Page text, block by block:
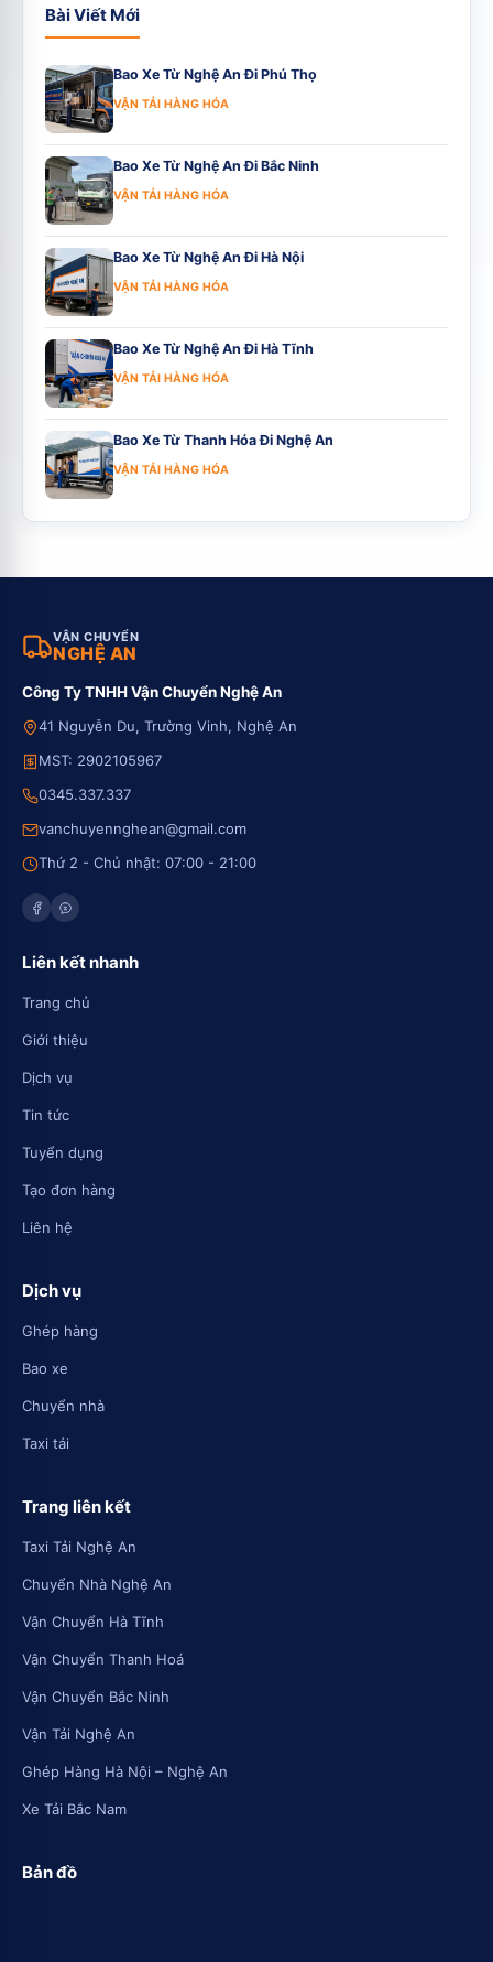
Bài Viết Mới
Bao Xe Từ Nghệ An Đi Phú Thọ
VẬN TẢI HÀNG HÓA
Bao Xe Từ Nghệ An Đi Bắc Ninh
VẬN TẢI HÀNG HÓA
Bao Xe Từ Nghệ An Đi Hà Nội
VẬN TẢI HÀNG HÓA
Bao Xe Từ Nghệ An Đi Hà Tĩnh
VẬN TẢI HÀNG HÓA
Bao Xe Từ Thanh Hóa Đi Nghệ An
VẬN TẢI HÀNG HÓA
VẬN CHUYỂN
NGHỆ AN
Công Ty TNHH Vận Chuyển Nghệ An
41 Nguyễn Du, Trường Vinh, Nghệ An
MST: 2902105967
0345.337.337
vanchuyennghean@gmail.com
Thứ 2 - Chủ nhật: 07:00 - 21:00
Liên kết nhanh
Trang chủ
Giới thiệu
Dịch vụ
Tin tức
Tuyển dụng
Tạo đơn hàng
Liên hệ
Dịch vụ
Ghép hàng
Bao xe
Chuyển nhà
Taxi tải
Trang liên kết
Taxi Tải Nghệ An
Chuyển Nhà Nghệ An
Vận Chuyển Hà Tĩnh
Vận Chuyển Thanh Hoá
Vận Chuyển Bắc Ninh
Vận Tải Nghệ An
Ghép Hàng Hà Nội – Nghệ An
Xe Tải Bắc Nam
Bản đồ